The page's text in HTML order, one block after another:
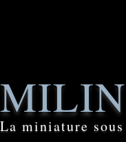
La miniature